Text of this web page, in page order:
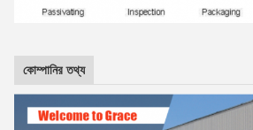
কোম্পানির তথ্য